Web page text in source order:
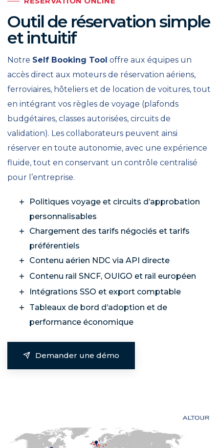
Outil de réservation simple
et intuitif
Notre Self Booking Tool offre aux équipes un
accès direct aux moteurs de réservation aériens,
ferroviaires, hôteliers et de location de voitures, tout
en intégrant vos règles de voyage (plafonds
budgétaires, classes autorisées, circuits de
validation). Les collaborateurs peuvent ainsi
réserver en toute autonomie, avec une expérience
fluide, tout en conservant un contrôle centralisé
pour l’entreprise.
Politiques voyage et circuits d’approbation
personnalisables
Chargement des tarifs négociés et tarifs
préférentiels
Contenu aérien NDC via API directe
Contenu rail SNCF, OUIGO et rail européen
Intégrations SSO et export comptable
Tableaux de bord d’adoption et de
performance économique
Demander une démo